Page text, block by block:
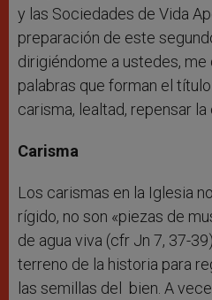
y las Sociedades de Vida
preparación de este
dirigiéndome a ustedes, me
palabras que forman el
carisma, lealtad, repensar la
Carisma
Los carismas en la Iglesia
rígido, no son «piezas de
de agua viva (cfr Jn 7, 37-
terreno de la historia para
las semillas del bien. A